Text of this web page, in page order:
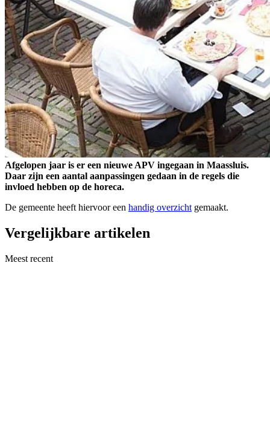
Afgelopen jaar is er een nieuwe APV ingegaan in Maassluis.
Daar zijn een aantal aanpassingen gedaan in de regels die
invloed hebben op de horeca.
De gemeente heeft hiervoor een handig overzicht gemaakt.
Vergelijkbare artikelen
Meest recent